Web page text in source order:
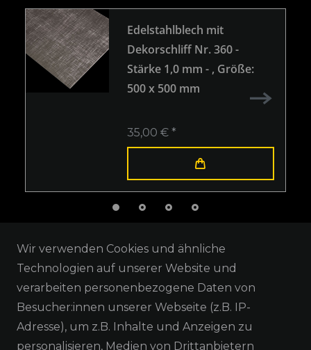
Edelstahlblech mit
Dekorschliff Nr. 360 -
Stärke 1,0 mm - , Größe:
500 x 500 mm
35,00 € *
RECHTLICHES
Wir verwenden Cookies und ähnliche
Technologien auf unserer Website und
verarbeiten personenbezogene Daten von
Besucher:innen unserer Webseite (z.B. IP-
Adresse), um z.B. Inhalte und Anzeigen zu
personalisieren, Medien von Drittanbietern